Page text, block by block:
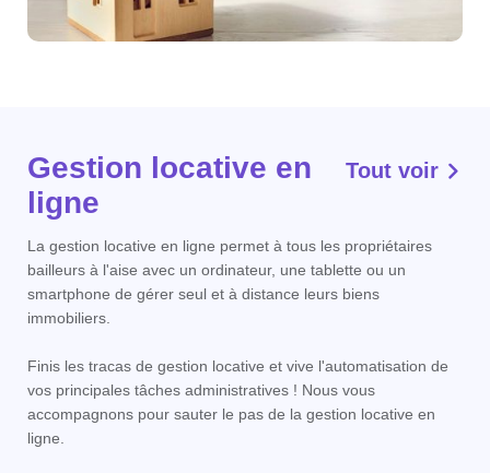
Gestion locative en
ligne
Tout voir
La gestion locative en ligne permet à tous les propriétaires
bailleurs à l'aise avec un ordinateur, une tablette ou un
smartphone de gérer seul et à distance leurs biens
immobiliers.
Finis les tracas de gestion locative et vive l'automatisation de
vos principales tâches administratives ! Nous vous
accompagnons pour sauter le pas de la gestion locative en
ligne.